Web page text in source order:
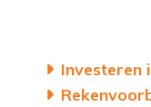
Investeren